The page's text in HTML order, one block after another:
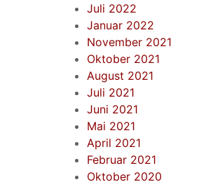
Juli 2022
Januar 2022
November 2021
Oktober 2021
August 2021
Juli 2021
Juni 2021
Mai 2021
April 2021
Februar 2021
Oktober 2020